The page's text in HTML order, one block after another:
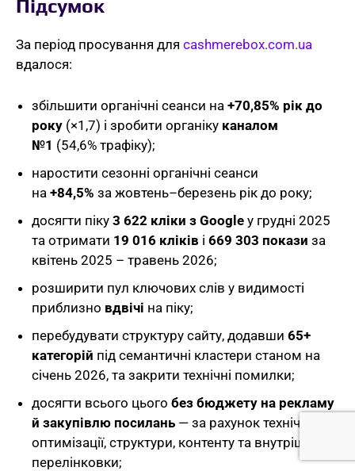
Підсумок
За період просування для cashmerebox.com.ua
вдалося:
збільшити органічні сеанси на +70,85% рік до
року (×1,7) і зробити органіку каналом
№1 (54,6% трафіку);
наростити сезонні органічні сеанси
на +84,5% за жовтень–березень рік до року;
досягти піку 3 622 кліки з Google у грудні 2025
та отримати 19 016 кліків і 669 303 покази за
квітень 2025 – травень 2026;
розширити пул ключових слів у видимості
приблизно вдвічі на піку;
перебудувати структуру сайту, додавши 65+
категорій під семантичні кластери станом на
січень 2026, та закрити технічні помилки;
досягти всього цього без бюджету на рекламу
й закупівлю посилань — за рахунок технічної
оптимізації, структури, контенту та внутрішньої
перелінковки;